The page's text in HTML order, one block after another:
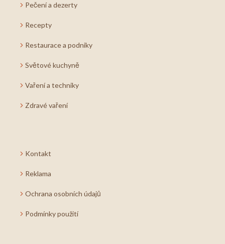
Pečení a dezerty
Recepty
Restaurace a podniky
Světové kuchyně
Vaření a techniky
Zdravé vaření
Kontakt
Reklama
Ochrana osobních údajů
Podmínky použití